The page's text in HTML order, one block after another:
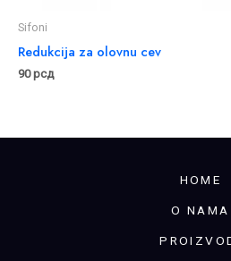
Sifoni
Redukcija za olovnu cev
90рсд
HOME
O NAMA